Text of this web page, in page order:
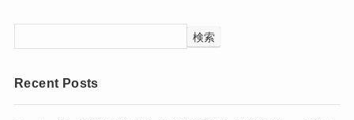
検索
Recent Posts